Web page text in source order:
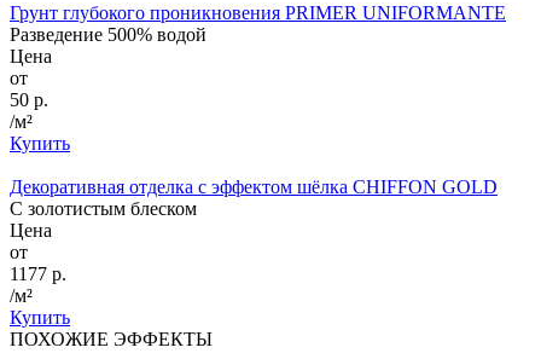
Грунт глубокого проникновения PRIMER UNIFORMANTE
Разведение 500% водой
Цена
от
50 р.
/м²
Купить
Декоративная отделка с эффектом шёлка CHIFFON GOLD
С золотистым блеском
Цена
от
1177 р.
/м²
Купить
ПОХОЖИЕ ЭФФЕКТЫ